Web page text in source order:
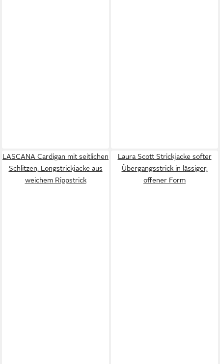
LASCANA Cardigan mit seitlichen
Schlitzen, Longstrickjacke aus
weichem Rippstrick
Laura Scott Strickjacke softer
Übergangsstrick in lässiger,
offener Form